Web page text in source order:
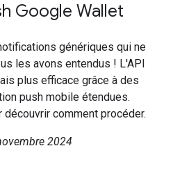
Google Wallet
génériques qui ne
les avons entendus ! L'API
plus efficace grâce à des
push mobile étendues.
comment procéder.
2024